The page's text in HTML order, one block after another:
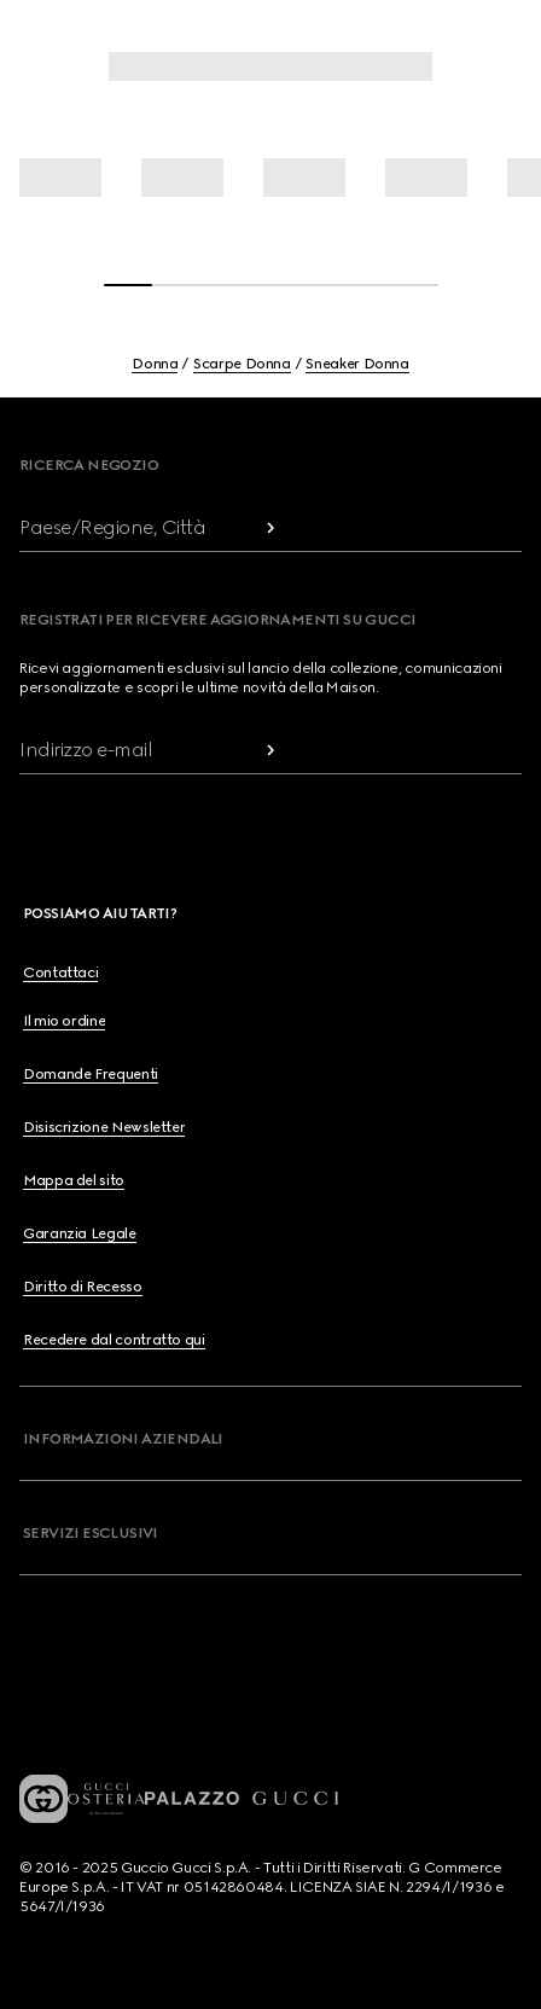
Donna Scarpe Donna Sneaker Donna
RICERCA NEGOZIO
Paese/Regione, Città
REGISTRATI PER RICEVERE AGGIORNAMENTI SU GUCCI
Ricevi aggiornamenti esclusivi sul lancio della collezione, comunicazioni
personalizzate e scopri le ultime novità della Maison.
Indirizzo e-mail
POSSIAMO AIUTARTI?
Contattaci
Il mio ordine
Domande Frequenti
Disiscrizione Newsletter
Mappa del sito
Garanzia Legale
Diritto di Recesso
Recedere dal contratto qui
INFORMAZIONI AZIENDALI
SERVIZI ESCLUSIVI
© 2016 - 2025 Guccio Gucci S.p.A. - Tutti i Diritti Riservati. G Commerce
Europe S.p.A. - IT VAT nr 05142860484. LICENZA SIAE N. 2294/I/1936 e
5647/I/1936